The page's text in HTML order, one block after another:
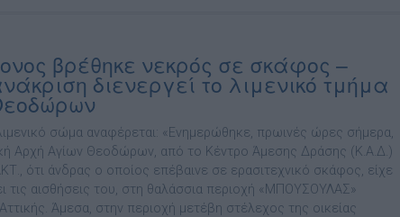
βρέθηκε νεκρός σε σκάφος –
διενεργεί το λιμενικό τμήμα
σώμα αναφέρεται: «Ενημερώθηκε, πρωινές ώρες σήμερα,
Αρχή Αγίων Θεοδώρων, από το Κέντρο Άμεσης Δράσης (Κ.Α.Δ.)
ότι άνδρας ο οποίος επέβαινε σε ερασιτεχνικό σκάφος, είχε
τις αισθήσεις του, στη θαλάσσια περιοχή «ΜΠΟΥΣΟΥΛΑΣ»
Άμεσα, στην περιοχή μετέβη στέλεχος της οικείας